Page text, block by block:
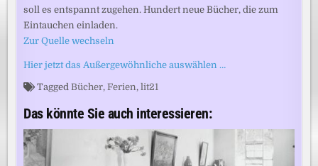
soll es entspannt zugehen. Hundert neue Bücher, die zum
Eintauchen einladen.
Zur Quelle wechseln
Hier jetzt das Außergewöhnliche auswählen …
Tagged Bücher,Ferien,lit21
Das könnte Sie auch interessieren: